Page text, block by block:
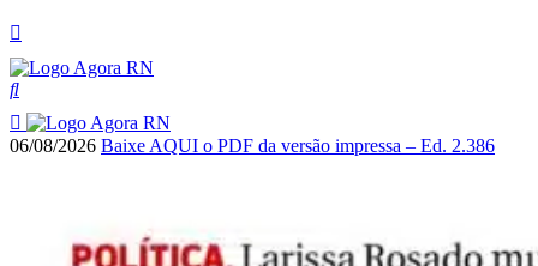
06/08/2026 Baixe AQUI o PDF da versão impressa – Ed. 2.386